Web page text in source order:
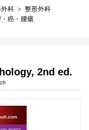
科
整形外科
癌・腫瘍
2nd ed.